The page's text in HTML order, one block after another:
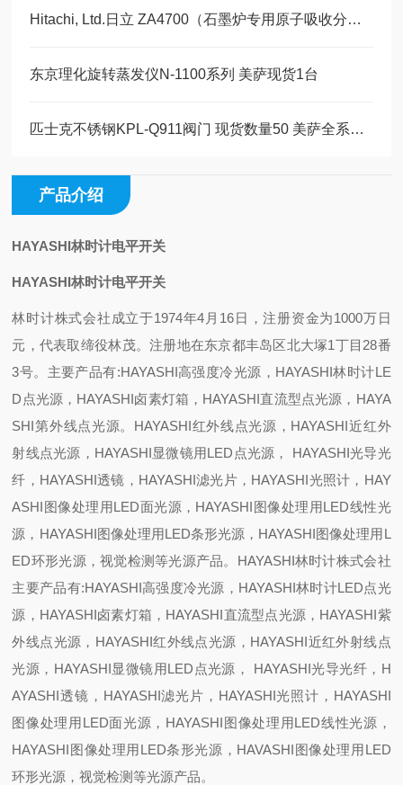
Hitachi, Ltd.日立 ZA4700（石墨炉专用原子吸收分光光度计）产品介绍
东京理化旋转蒸发仪N-1100系列 美萨现货1台
匹士克不锈钢KPL-Q911阀门 现货数量50 美萨全系列代理
产品介绍
HAYASHI林时计电平开关
HAYASHI林时计电平开关
林时计株式会社成立于1974年4月16日，注册资金为1000万日
元，代表取缔役林茂。注册地在东京都丰岛区北大塚1丁目28番
3号。主要产品有:HAYASHI高强度冷光源，HAYASHI林时计LE
D点光源，HAYASHI卤素灯箱，HAYASHI直流型点光源，HAYA
SHI第外线点光源。HAYASHI红外线点光源，HAYASHI近红外
射线点光源，HAYASHI显微镜用LED点光源， HAYASHI光导光
纤，HAYASHI透镜，HAYASHI滤光片，HAYASHI光照计，HAY
ASHI图像处理用LED面光源，HAYASHI图像处理用LED线性光
源，HAYASHI图像处理用LED条形光源，HAYASHI图像处理用L
ED环形光源，视觉检测等光源产品。HAYASHI林时计株式会社
主要产品有:HAYASHI高强度冷光源，HAYASHI林时计LED点光
源，HAYASHI卤素灯箱，HAYASHI直流型点光源，HAYASHI紫
外线点光源，HAYASHI红外线点光源，HAYASHI近红外射线点
光源，HAYASHI显微镜用LED点光源， HAYASHI光导光纤，H
AYASHI透镜，HAYASHI滤光片，HAYASHI光照计，HAYASHI
图像处理用LED面光源，HAYASHI图像处理用LED线性光源，
HAYASHI图像处理用LED条形光源，HAVASHI图像处理用LED
环形光源，视觉检测等光源产品。